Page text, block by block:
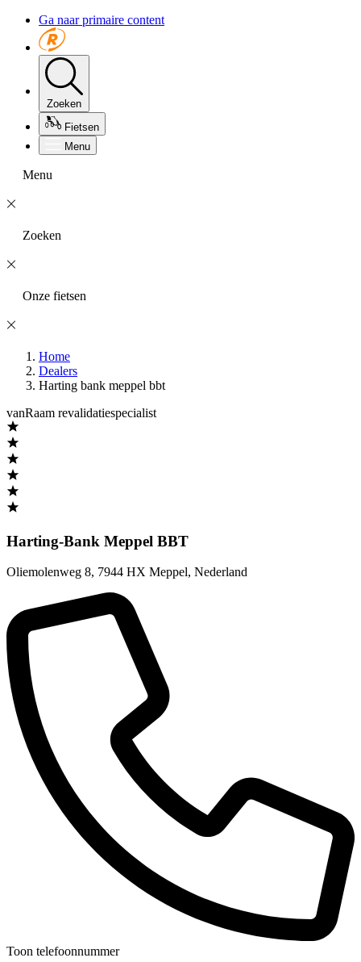
Ga naar primaire content
Zoeken
Fietsen
Menu
Menu
Zoeken
Onze fietsen
Home
Dealers
Harting bank meppel bbt
vanRaam revalidatiespecialist
Harting-Bank Meppel BBT
Oliemolenweg 8, 7944 HX Meppel, Nederland
Toon telefoonnummer